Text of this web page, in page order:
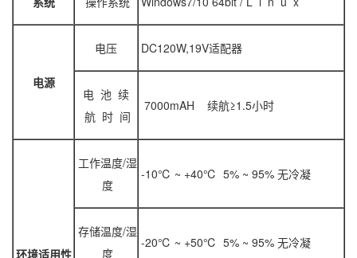
电源
电压 DC120W,19V适配器
电 池 续
航 时 间
7000mAH 续航≥1.5小时
环境适用性
工作温度/湿
度
-10℃ ~ +40℃ 5% ~ 95% 无冷凝
存储温度/湿
度
-20℃ ~ +50℃ 5% ~ 95% 无冷凝